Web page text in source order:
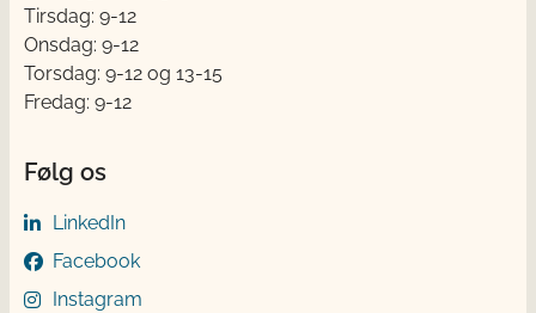
Tirsdag: 9-12
Onsdag: 9-12
Torsdag: 9-12 og 13-15
Fredag: 9-12
Følg os
LinkedIn
Facebook
Instagram